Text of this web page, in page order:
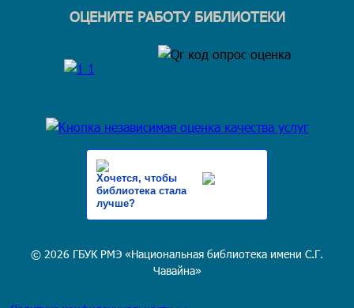
ОЦЕНИТЕ РАБОТУ БИБЛИОТЕКИ
Хочется, чтобы
библиотека стала
лучше?
© 2026 ГБУК РМЭ «Национальная библиотека имени С.Г.
Чавайна»